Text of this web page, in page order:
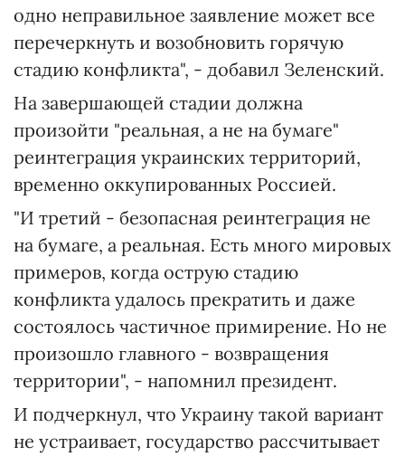
одно неправильное заявление может все
перечеркнуть и возобновить горячую
стадию конфликта", - добавил Зеленский.
На завершающей стадии должна
произойти "реальная, а не на бумаге"
реинтеграция украинских территорий,
временно оккупированных Россией.
"И третий - безопасная реинтеграция не
на бумаге, а реальная. Есть много мировых
примеров, когда острую стадию
конфликта удалось прекратить и даже
состоялось частичное примирение. Но не
произошло главного - возвращения
территории", - напомнил президент.
И подчеркнул, что Украину такой вариант
не устраивает, государство рассчитывает